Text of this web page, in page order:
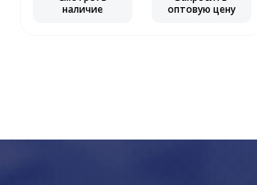
наличие
оптовую цену